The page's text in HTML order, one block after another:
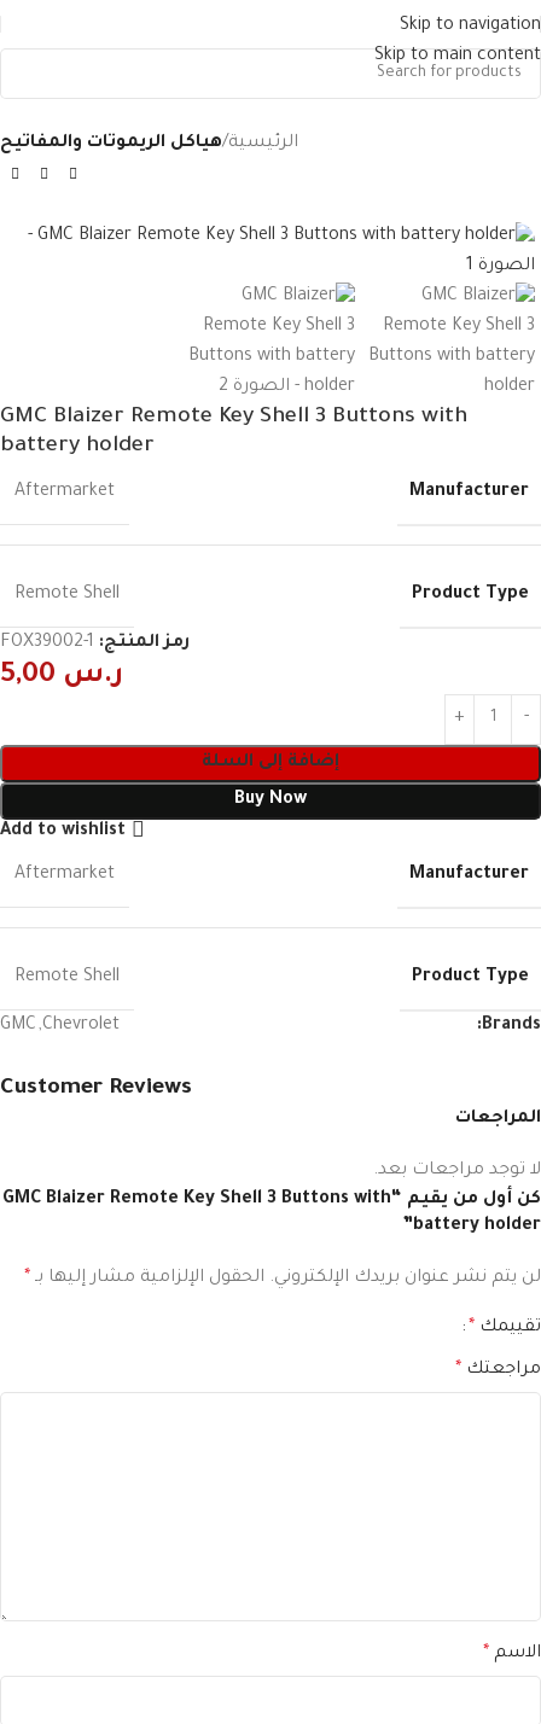
Skip to navigation
Skip to main content
الرئيسية هياكل الريموتات والمفاتيح
GMC Blaizer Remote Key Shell 3 Buttons with
battery holder
Manufacturer
Aftermarket
Product Type
Remote Shell
رمز المنتج: FOX39002-1
ر.س
إضافة إلى السلة
Buy Now
Add to wishlist
Manufacturer
Aftermarket
Product Type
Remote Shell
Brands:
Chevrolet
,
GMC
Customer Reviews
المراجعات
لا توجد مراجعات بعد.
كن أول من يقيم “GMC Blaizer Remote Key Shell 3 Buttons with
battery holder”
لن يتم نشر عنوان بريدك الإلكتروني. الحقول الإلزامية مشار إليها بـ *
تقييمك *
مراجعتك *
الاسم *